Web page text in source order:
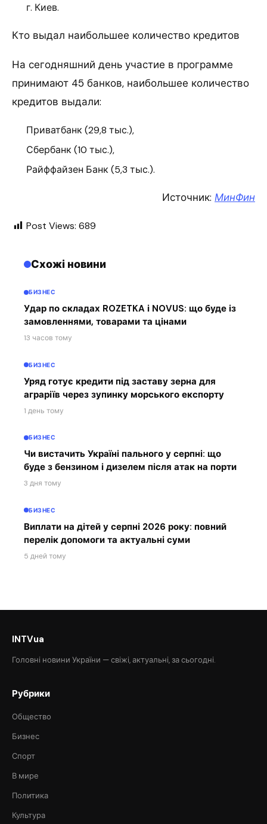
г. Киев.
Кто выдал наибольшее количество кредитов
На сегодняшний день участие в программе
принимают 45 банков, наибольшее количество
кредитов выдали:
Приватбанк (29,8 тыс.),
Сбербанк (10 тыс.),
Райффайзен Банк (5,3 тыс.).
Источник: МинФин
Post Views: 689
Схожі новини
БИЗНЕС
Удар по складах ROZETKA і NOVUS: що буде із
замовленнями, товарами та цінами
13 часов тому
БИЗНЕС
Уряд готує кредити під заставу зерна для
аграріїв через зупинку морського експорту
1 день тому
БИЗНЕС
Чи вистачить Україні пального у серпні: що
буде з бензином і дизелем після атак на порти
3 дня тому
БИЗНЕС
Виплати на дітей у серпні 2026 року: повний
перелік допомоги та актуальні суми
5 дней тому
INTVua
Головні новини України — свіжі, актуальні, за сьогодні.
Рубрики
Общество
Бизнес
Спорт
В мире
Политика
Культура